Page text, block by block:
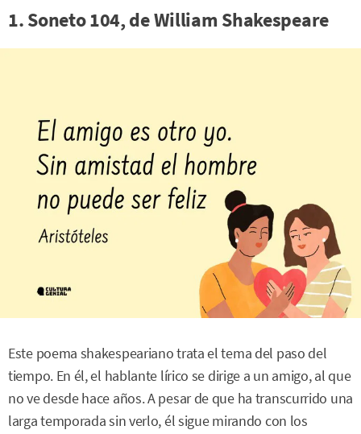
1. Soneto 104, de William Shakespeare
Este poema shakespeariano trata el tema del paso del
tiempo. En él, el hablante lírico se dirige a un amigo, al que
no ve desde hace años. A pesar de que ha transcurrido una
larga temporada sin verlo, él sigue mirando con los